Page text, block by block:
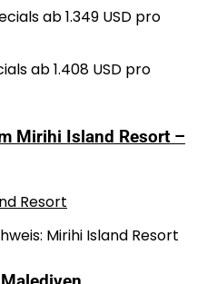
ab 1.349 USD pro
ab 1.408 USD pro
Mirihi Island Resort –
Mirihi Island Resort